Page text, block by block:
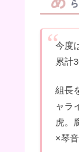
今度
累計
組長
ャラ
虎。
×琴